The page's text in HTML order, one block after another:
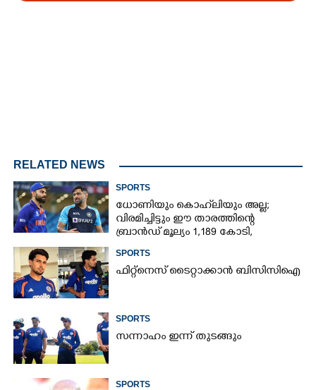
RELATED NEWS
SPORTS
ധോണിയും കൊഹ്‌ലിയും അല്ല;
വിരമിച്ചിട്ടും ഈ താരത്തിന്റെ
ബ്രാൻഡ് മൂല്യം 1,189 കോടി,
SPORTS
ഫിറ്റ്നെസ് ടൈറ്റാക്കാൻ ബിസിസിഐ
SPORTS
സന്നാഹം ഇന്ന് തുടങ്ങും
SPORTS